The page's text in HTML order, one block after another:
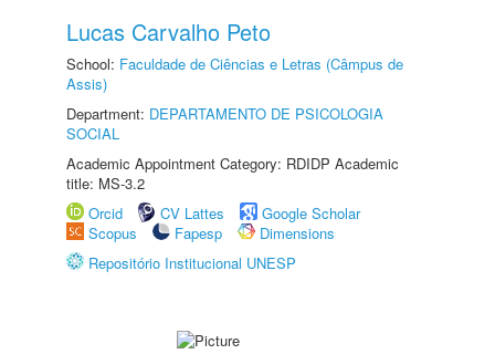
Lucas Carvalho Peto
School: Faculdade de Ciências e Letras (Câmpus de
Assis)
Department: DEPARTAMENTO DE PSICOLOGIA
SOCIAL
Academic Appointment Category: RDIDP Academic
title: MS-3.2
Orcid
CV Lattes
Google Scholar
Scopus
Fapesp
Dimensions
Repositório Institucional UNESP